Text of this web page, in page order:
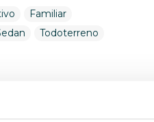
Familiar
Todoterreno
por combustible